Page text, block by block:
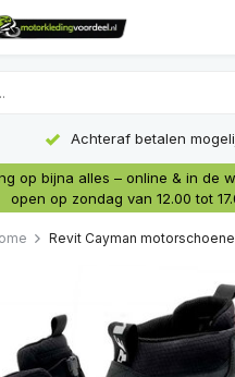
Achteraf betalen
op bijna alles – online & in de
open op zondag van 12.00 tot
Revit Cayman